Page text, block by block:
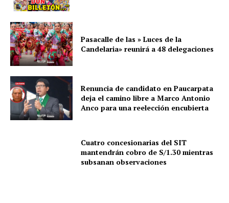
SUSCRIBETE
Pasacalle de las » Luces de la
Candelaria» reunirá a 48 delegaciones
Renuncia de candidato en Paucarpata
deja el camino libre a Marco Antonio
Anco para una reelección encubierta
Cuatro concesionarias del SIT
mantendrán cobro de S/1.30 mientras
subsanan observaciones